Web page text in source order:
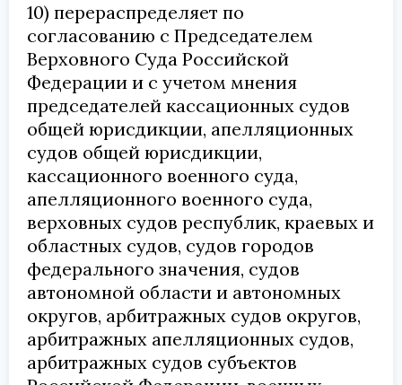
10) перераспределяет по
согласованию с Председателем
Верховного Суда Российской
Федерации и с учетом мнения
председателей кассационных судов
общей юрисдикции, апелляционных
судов общей юрисдикции,
кассационного военного суда,
апелляционного военного суда,
верховных судов республик, краевых и
областных судов, судов городов
федерального значения, судов
автономной области и автономных
округов, арбитражных судов округов,
арбитражных апелляционных судов,
арбитражных судов субъектов